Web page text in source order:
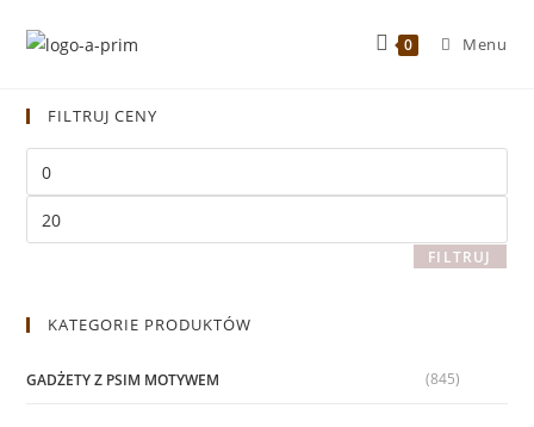
0 Menu
FILTRUJ CENY
FILTRUJ
KATEGORIE PRODUKTÓW
GADŻETY Z PSIM MOTYWEM (845)